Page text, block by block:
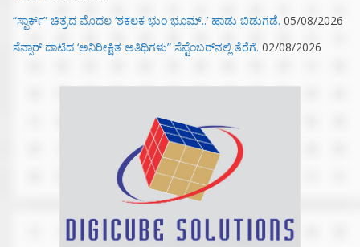
“ಸ್ಪಾರ್ಕ್” ಚಿತ್ರದ ಮೊದಲ‌ ‘ಶಕಲಕ ಭುಂ‌ ಭೂಮ್..’ ಹಾಡು ಬಿಡುಗಡೆ. 05/08/2026
ಸೆನ್ಸಾರ್ ದಾಟಿದ ‘ಅನಿರೀಕ್ಷಿತ ಅತಿಥಿಗಳು” ಸೆಪ್ಟೆಂಬರ್‌ನಲ್ಲಿ ತೆರೆಗೆ. 02/08/2026